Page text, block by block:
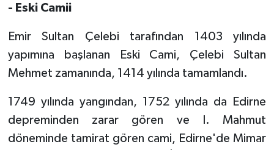
- Eski Camii
Emir Sultan Çelebi tarafından 1403 yılında
yapımına başlanan Eski Cami, Çelebi Sultan
Mehmet zamanında, 1414 yılında tamamlandı.
1749 yılında yangından, 1752 yılında da Edirne
depreminden zarar gören ve I. Mahmut
döneminde tamirat gören cami, Edirne'de Mimar
Isparta Müftülüğü
İstanbul Müftülüğü
İzmir Müftülüğü
Kahramanmaraş Müftülüğü
Karabük Müftülüğü